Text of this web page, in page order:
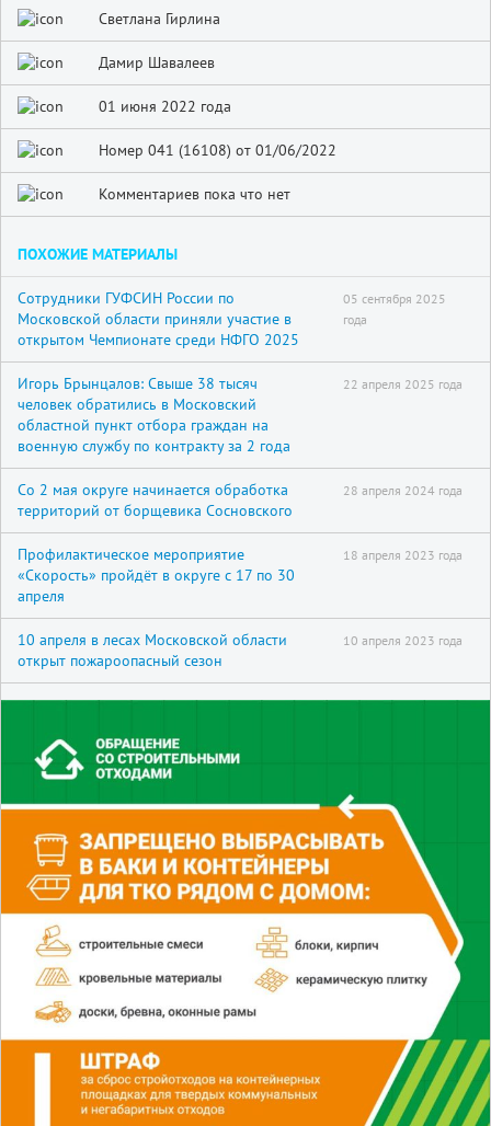
Светлана Гирлина
Дамир Шавалеев
01 июня 2022 года
Номер 041 (16108) от 01/06/2022
Комментариев пока что нет
ПОХОЖИЕ МАТЕРИАЛЫ
Сотрудники ГУФСИН России по
Московской области приняли участие в
открытом Чемпионате среди НФГО 2025
05 сентября 2025
года
Игорь Брынцалов: Свыше 38 тысяч
человек обратились в Московский
областной пункт отбора граждан на
военную службу по контракту за 2 года
22 апреля 2025 года
Со 2 мая округе начинается обработка
территорий от борщевика Сосновского
28 апреля 2024 года
Профилактическое мероприятие
«Скорость» пройдёт в округе с 17 по 30
апреля
18 апреля 2023 года
10 апреля в лесах Московской области
открыт пожароопасный сезон
10 апреля 2023 года